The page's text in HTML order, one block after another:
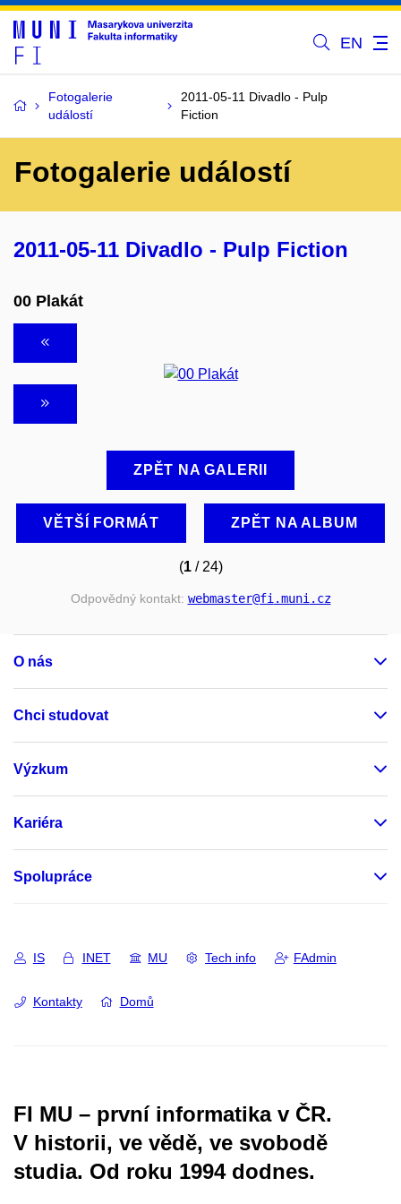
EN
Fotogalerie
událostí
2011-05-11 Divadlo - Pulp
Fiction
Fotogalerie událostí
2011-05-11 Divadlo - Pulp Fiction
00 Plakát
ZPĚT NA GALERII
VĚTŠÍ FORMÁT ZPĚT NA ALBUM
(1/ 24)
Odpovědný kontakt: webmaster@fi.muni.cz
O nás
Chci studovat
Výzkum
Kariéra
Spolupráce
IS INET MU Tech info FAdmin
Kontakty Domů
FI MU – první informatika v ČR.
V historii, ve vědě, ve svobodě
studia. Od roku 1994 dodnes.